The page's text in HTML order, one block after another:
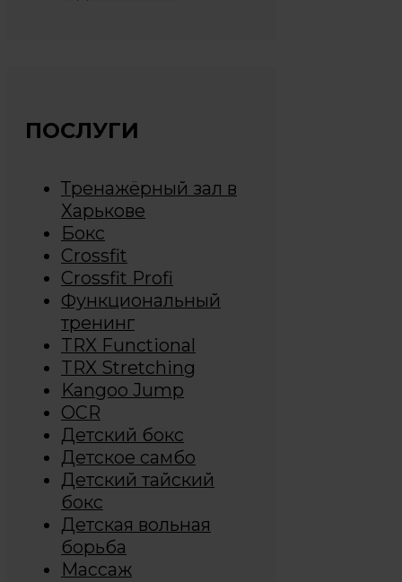
ПОСЛУГИ
Тренажёрный зал в
Харькове
Бокс
Crossfit
Crossfit Profi
Функциональный
тренинг
TRX Functional
TRX Stretching
Kangoo Jump
OCR
Детский бокс
Детское самбо
Детский тайский
бокс
Детская вольная
борьба
Массаж